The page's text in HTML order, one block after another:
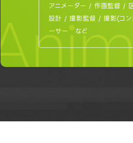
アニメーター / 作画監督 /
設計 / 撮影監督 / 撮影(コ
ーサー など